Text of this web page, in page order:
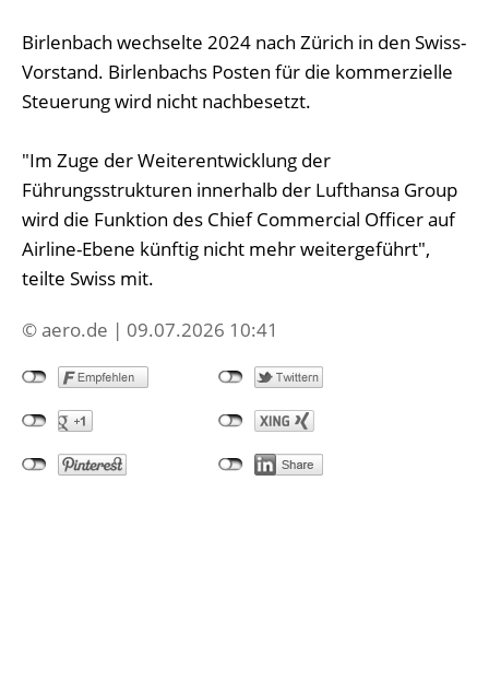
Birlenbach wechselte 2024 nach Zürich in den Swiss-
Vorstand. Birlenbachs Posten für die kommerzielle
Steuerung wird nicht nachbesetzt.
"Im Zuge der Weiterentwicklung der
Führungsstrukturen innerhalb der Lufthansa Group
wird die Funktion des Chief Commercial Officer auf
Airline-Ebene künftig nicht mehr weitergeführt",
teilte Swiss mit.
© aero.de | 09.07.2026 10:41